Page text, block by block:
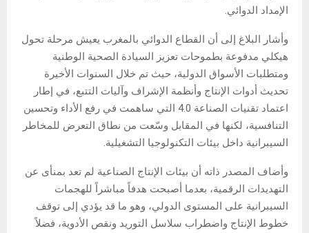
الإمداد الدوائي.
وأشار البلاغ إلى أن القطاع الدوائي بالمغرب يعيش مرحلة تحول
هيكلي مدفوعة بطموحات تعزيز السيادة الصحية الوطنية
ومتطلبات الأسواق الدولية، حيث تم خلال السنوات الأخيرة
تحديث أدوات الإنتاج وأنظمة الإشراف وآليات التتبع، في إطار
اعتماد تقنيات الصناعة 4.0 التي ساهمت في رفع الأداء وتحسين
التنافسية، لكنها في المقابل وسّعت من نطاق التعرض للمخاطر
السيبرانية داخل بيئات التكنولوجيا التشغيلية.
وأضاف المصدر ذاته أن بيئات الإنتاج الصناعية لم تعد بمنأى عن
التهديدات الرقمية، بعدما أصبحت هدفاً مباشراً للهجمات
السيبرانية على المستوى الدولي، وهو ما قد يؤدي إلى توقف
خطوط الإنتاج واضطراب سلاسل التوريد ونقص الأدوية، فضلاً